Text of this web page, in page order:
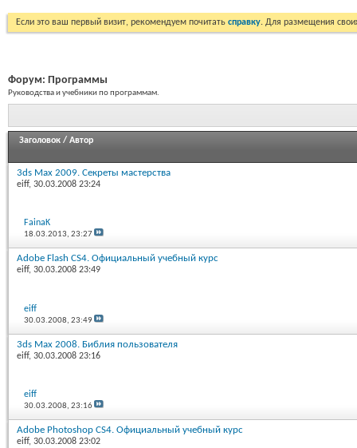
Если это ваш первый визит, рекомендуем почитать справку. Для размещения
Форум: Программы
Руководства и учебники по программам.
Заголовок / Автор
3ds Max 2009. Секреты мастерства
eiff, 30.03.2008 23:24
FainaK
18.03.2013,23:27
Adobe Flash CS4. Официальный учебный курс
eiff, 30.03.2008 23:49
eiff
30.03.2008,23:49
3ds Max 2008. Библия пользователя
eiff, 30.03.2008 23:16
eiff
30.03.2008,23:16
Adobe Photoshop CS4. Официальный учебный курс
eiff, 30.03.2008 23:02